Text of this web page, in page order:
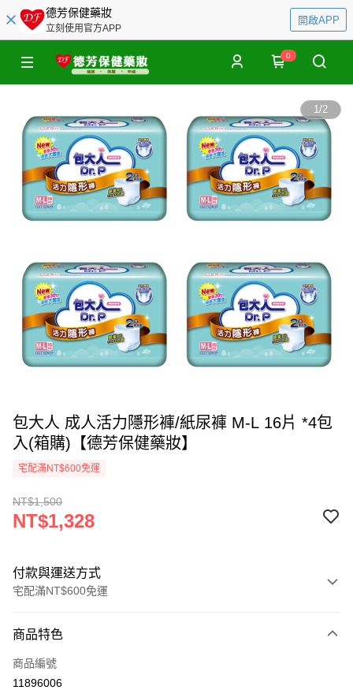
德芳保健藥妝
立刻使用官方APP
開啟APP
0
1/2
包大人 成人活力隱形褲/紙尿褲 M-L 16片 *4包
入(箱購)【德芳保健藥妝】
宅配滿NT$600免運
NT$1,500
NT$1,328
付款與運送方式
宅配滿NT$600免運
信用卡一次付款
LINE Pay
商品特色
商品編號
11896006